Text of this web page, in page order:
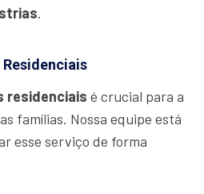
.
Residenciais
residenciais é crucial para a
famílias. Nossa equipe está
esse serviço de forma